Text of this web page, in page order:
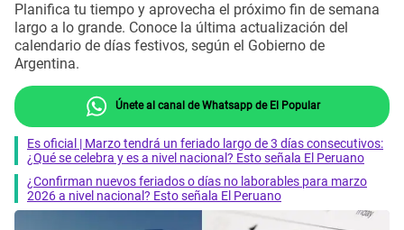
Planifica tu tiempo y aprovecha el próximo fin de semana
largo a lo grande. Conoce la última actualización del
calendario de días festivos, según el Gobierno de
Argentina.
Únete al canal de Whatsapp de El Popular
Es oficial | Marzo tendrá un feriado largo de 3 días consecutivos:
¿Qué se celebra y es a nivel nacional? Esto señala El Peruano
¿Confirman nuevos feriados o días no laborables para marzo
2026 a nivel nacional? Esto señala El Peruano